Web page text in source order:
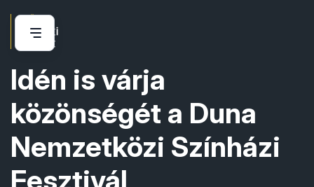
Idén is várja
közönségét a Duna
Nemzetközi Színházi